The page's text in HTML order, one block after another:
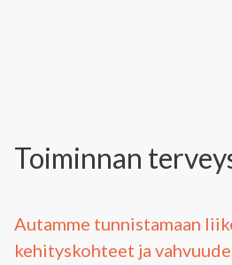
Toiminnan
Autamme tunnistamaan
kehityskohteet ja